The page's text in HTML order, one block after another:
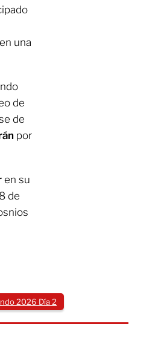
una
de
de
por
en su
de
2026 Día 2